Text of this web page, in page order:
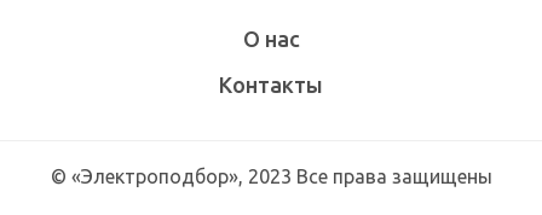
О нас
Контакты
© «Электроподбор», 2023 Все права защищены